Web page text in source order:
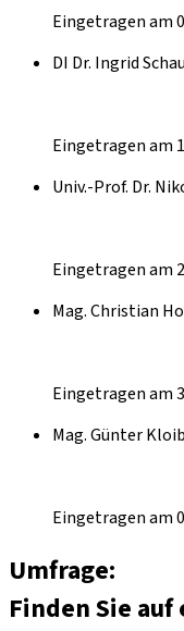
Eingetragen am
DI Dr. Ingrid
Eingetragen am
Univ.-Prof. Dr.
Eingetragen am
Mag. Christian
Eingetragen am
Mag. Günter
Eingetragen am
Umfrage:
Finden Sie